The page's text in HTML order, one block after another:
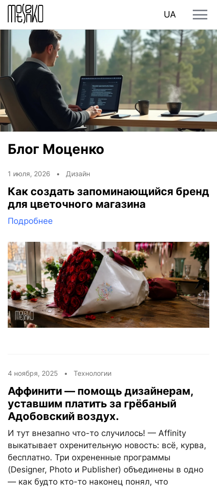
UA
Блог Моценко
1 июля, 2026 • Дизайн
Как создать запоминающийся бренд
для цветочного магазина
Подробнее
4 ноября, 2025 • Технологии
Аффинити — помощь дизайнерам,
уставшим платить за грёбаный
Адобовский воздух.
И тут внезапно что-то случилось! — Affinity
выкатывает охренительную новость: всё, курва,
бесплатно. Три охрененные программы
(Designer, Photo и Publisher) объединены в одно
— как будто кто-то наконец понял, что